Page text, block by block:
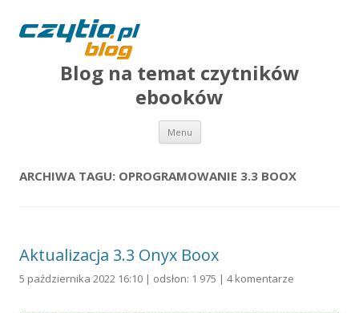
Blog na temat czytników
ebooków
Menu Przejdź do treści
ARCHIWA TAGU: OPROGRAMOWANIE 3.3 BOOX
Aktualizacja 3.3 Onyx Boox
5 października 2022 16:10 | odsłon: 1 975 | 4 komentarze